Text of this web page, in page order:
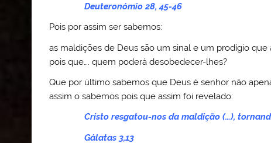
Deuteronómio 28, 45-46
Pois por assim ser sabemos:
as maldições de Deus são um sinal e um prodígio
pois que…. quem poderá desobedecer-lhes?
Que por último sabemos que Deus é senhor não
assim o sabemos pois que assim foi revelado:
Cristo resgatou-nos da maldição (…),
Gálatas 3,13